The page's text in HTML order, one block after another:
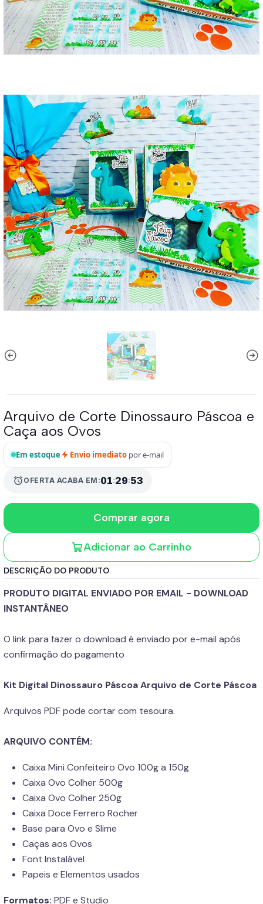
Arquivo de Corte Dinossauro Páscoa e
Caça aos Ovos
Em estoque Envio imediato por e-mail
alarmOFERTA ACABA EM:01:29:53
Adicionar ao Carrinho
Comprar agora
DESCRIÇÃO DO PRODUTO
PRODUTO DIGITAL ENVIADO POR EMAIL - DOWNLOAD
INSTANTÂNEO
O link para fazer o download é enviado por e-mail após
confirmação do pagamento
Kit Digital Dinossauro Páscoa Arquivo de Corte Páscoa
Arquivos PDF pode cortar com tesoura.
ARQUIVO CONTÉM:
Caixa Mini Confeiteiro Ovo 100g a 150g
Caixa Ovo Colher 500g
Caixa Ovo Colher 250g
Caixa Doce Ferrero Rocher
Base para Ovo e Slime
Caças aos Ovos
Font Instalável
Papeis e Elementos usados
Formatos: PDF e Studio